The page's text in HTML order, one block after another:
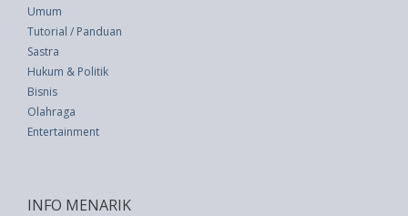
Umum
Tutorial / Panduan
Sastra
Hukum & Politik
Bisnis
Olahraga
Entertainment
INFO MENARIK